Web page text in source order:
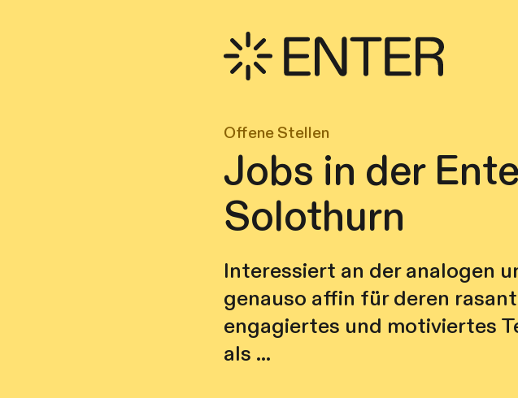
Offene Stellen
Jobs in der
Solothurn
Interessiert an der analogen
genauso affin für deren
engagiertes und motiviertes
als ...